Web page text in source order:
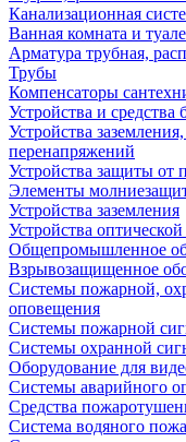
Канализационная
Ванная комната и
Арматура трубная,
Трубы
Компенсаторы
Устройства и средства
Устройства
перенапряжений
Устройства защиты от
Элементы
Устройства заземления
Устройства
Общепромышленное
Взрывозащищенное
Системы пожарной,
оповещения
Системы пожарной
Системы охранной
Оборудование для
Системы аварийного
Средства
Система водяного